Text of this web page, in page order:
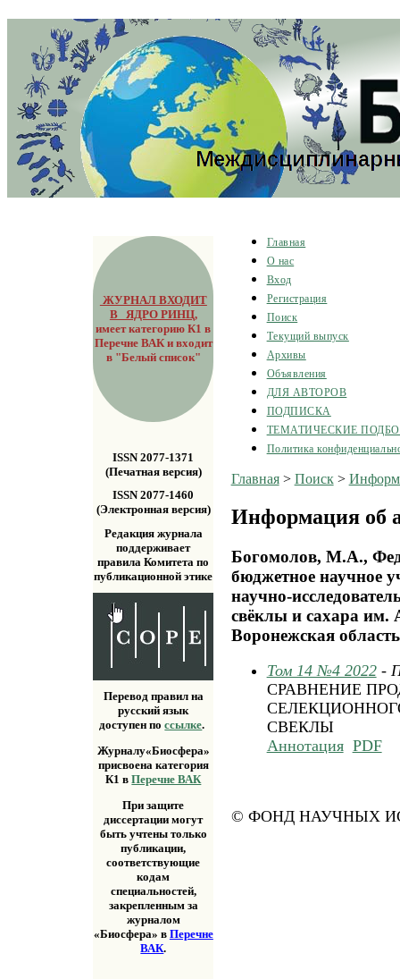
ЖУРНАЛ ВХОДИТ
В ЯДРО РИНЦ,
имеет категорию К1 в
Перечне ВАК и входит
в "Белый список"
ISSN 2077-1371
(Печатная версия)
ISSN 2077-1460
(Электронная версия)
Редакция журнала
поддерживает
правила Комитета по
публикационной этике
Перевод правил на
русский язык
доступен поссылке.
Журналу«Биосфера»
присвоена категория
К1 вПеречне ВАК
При защите
диссертации могут
быть учтены только
публикации,
соответствующие
кодам
специальностей,
закрепленным за
журналом
«Биосфера» в Перечне
ВАК.
Главная
О нас
Вход
Регистрация
Поиск
Текущий выпуск
Архивы
Объявления
ДЛЯ АВТОРОВ
ПОДПИСКА
ТЕМАТИЧЕСКИЕ
Политика
Главная> Поиск>
Информация об
Богомолов, М.А.,
бюджетное научное
научно-
свёклы и сахара
Воронежская
Том 14 №4 2022-
СРАВНЕНИЕ
СВЕКЛЫ
Аннотация PDF
© ФОНД НАУЧНЫХ